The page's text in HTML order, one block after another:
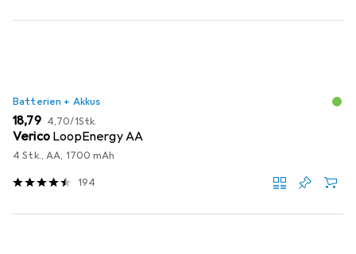
Batterien + Akkus
EUR
18,79 EUR
4,70/1Stk.
Verico LoopEnergy AA
4 Stk., AA, 1700 mAh
194